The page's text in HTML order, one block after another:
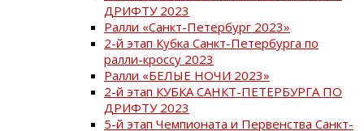
ДРИФТУ 2023
Ралли «Санкт-Петербург 2023»
2-й этап Кубка Санкт-Петербурга по
ралли-кроссу 2023
Ралли «БЕЛЫЕ НОЧИ 2023»
2-й этап КУБКА САНКТ-ПЕТЕРБУРГА ПО
ДРИФТУ 2023
5-й этап Чемпионата и Первенства Санкт-